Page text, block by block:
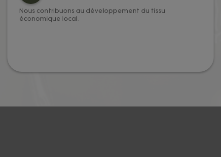
Nous contribuons au développement du tissu
économique local.